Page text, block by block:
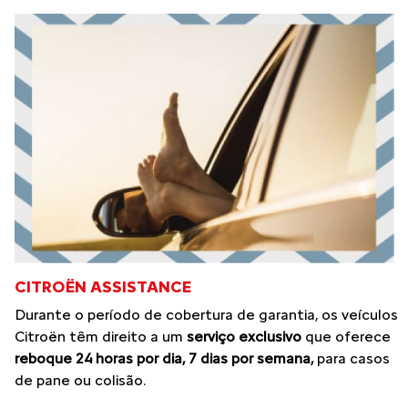
CITROËN ASSISTANCE
Durante o período de cobertura de garantia, os veículos
Citroën têm direito a um serviço exclusivo que oferece
reboque 24 horas por dia, 7 dias por semana,para casos
de pane ou colisão.